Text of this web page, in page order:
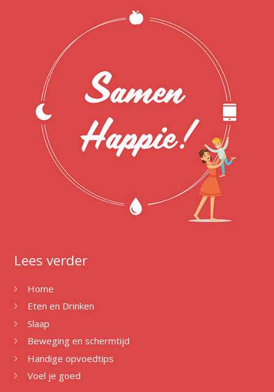
Lees verder
Home
Eten en Drinken
Slaap
Beweging en schermtijd
Handige opvoedtips
Voel je goed